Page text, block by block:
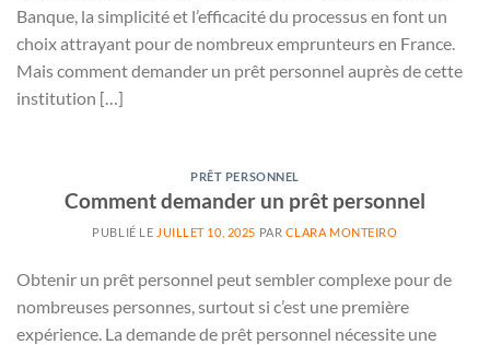
Banque, la simplicité et l’efficacité du processus en font un
choix attrayant pour de nombreux emprunteurs en France.
Mais comment demander un prêt personnel auprès de cette
institution […]
PRÊT PERSONNEL
Comment demander un prêt personnel
PUBLIÉ LE JUILLET 10, 2025 PAR CLARA MONTEIRO
Obtenir un prêt personnel peut sembler complexe pour de
nombreuses personnes, surtout si c’est une première
expérience. La demande de prêt personnel nécessite une